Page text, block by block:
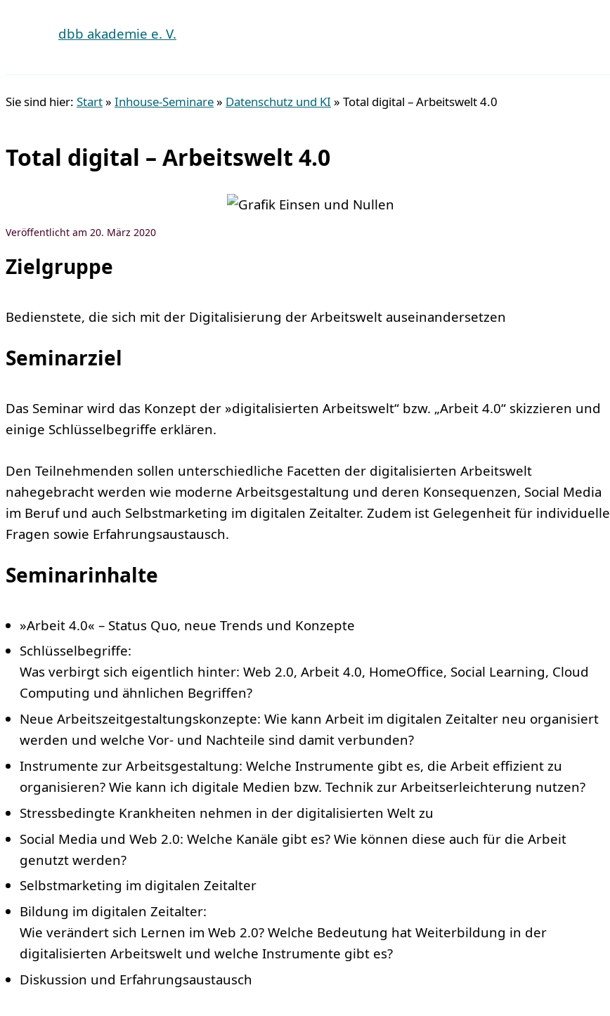
dbb akademie e. V.
Sie sind hier: Start» Inhouse-Seminare» Datenschutz und KI » Total digital – Arbeitswelt 4.0
Total digital – Arbeitswelt 4.0
20. März 2020
Zielgruppe
Bedienstete, die sich mit der Digitalisierung der Arbeitswelt auseinandersetzen
Seminarziel
Das Seminar wird das Konzept der »digitalisierten Arbeitswelt“ bzw. „Arbeit 4.0“ skizzieren und
einige Schlüsselbegriffe erklären.
Den Teilnehmenden sollen unterschiedliche Facetten der digitalisierten Arbeitswelt
nahegebracht werden wie moderne Arbeitsgestaltung und deren Konsequenzen, Social Media
im Beruf und auch Selbstmarketing im digitalen Zeitalter. Zudem ist Gelegenheit für individuelle
Fragen sowie Erfahrungsaustausch.
Seminarinhalte
»Arbeit 4.0« – Status Quo, neue Trends und Konzepte
Schlüsselbegriffe:
Was verbirgt sich eigentlich hinter: Web 2.0, Arbeit 4.0, HomeOffice, Social Learning, Cloud
Computing und ähnlichen Begriffen?
Neue Arbeitszeitgestaltungskonzepte: Wie kann Arbeit im digitalen Zeitalter neu organisiert
werden und welche Vor- und Nachteile sind damit verbunden?
Instrumente zur Arbeitsgestaltung: Welche Instrumente gibt es, die Arbeit effizient zu
organisieren? Wie kann ich digitale Medien bzw. Technik zur Arbeitserleichterung nutzen?
Stressbedingte Krankheiten nehmen in der digitalisierten Welt zu
Social Media und Web 2.0: Welche Kanäle gibt es? Wie können diese auch für die Arbeit
genutzt werden?
Selbstmarketing im digitalen Zeitalter
Bildung im digitalen Zeitalter:
Wie verändert sich Lernen im Web 2.0? Welche Bedeutung hat Weiterbildung in der
digitalisierten Arbeitswelt und welche Instrumente gibt es?
Diskussion und Erfahrungsaustausch